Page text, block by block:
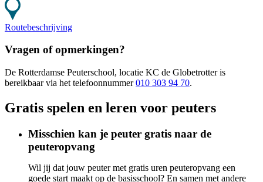
Routebeschrijving
Vragen of opmerkingen?
De Rotterdamse Peuterschool, locatie KC de Globetrotteris
bereikbaar via het telefoonnummer 010 303 94 70.
Gratis spelen en leren voor peuters
Misschien kan je peuter gratis naar de
peuteropvang
Wil jij dat jouw peuter met gratis uren peuteropvang een
goede start maakt op de basisschool? En samen met andere